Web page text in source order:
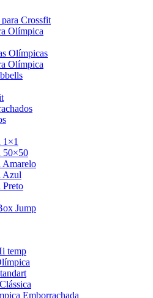
Crossfit
Olímpica
Olímpicas
Olímpica
1×1
50×50
Amarelo
Azul
Preto
Jump
temp
Emborrachada